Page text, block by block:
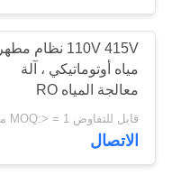
اطلب
اقتباس
COMPANY
NEWS
110V 415V نظام مطهر
مياه أوتوماتيكي ، آلة
معالجة المياه RO
الاتصال